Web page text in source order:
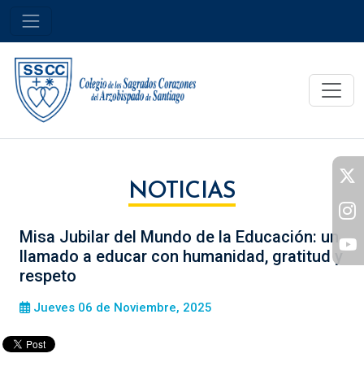
NOTICIAS
Misa Jubilar del Mundo de la Educación: un
llamado a educar con humanidad, gratitud y
respeto
Jueves 06 de Noviembre, 2025